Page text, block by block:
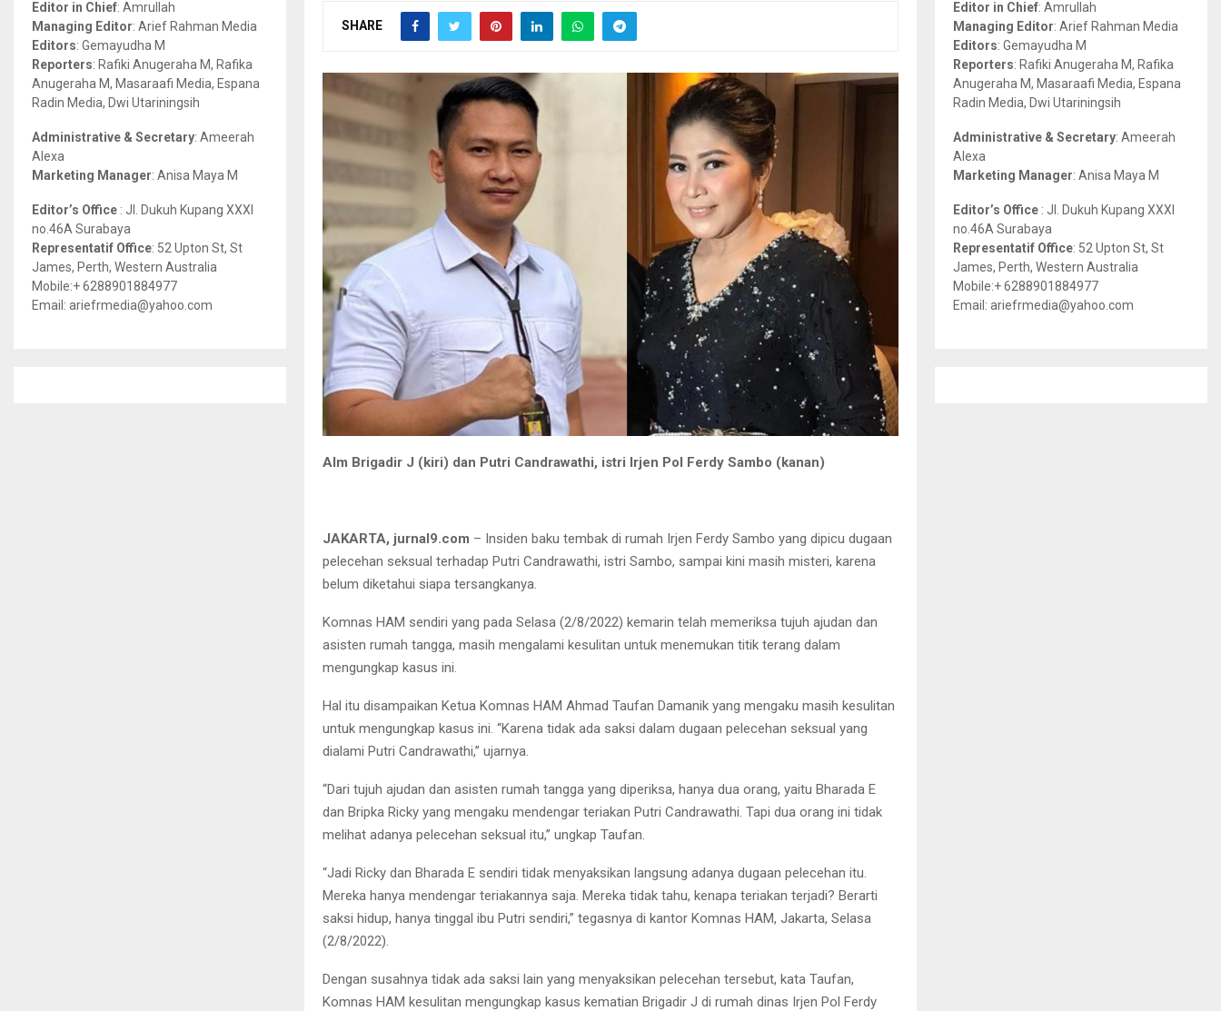
SHARE
Alm Brigadir J (kiri) dan Putri Candrawathi, istri Irjen Pol Ferdy Sambo (kanan)
JAKARTA, jurnal9.com – Insiden baku tembak di rumah Irjen Ferdy Sambo yang dipicu dugaan
pelecehan seksual terhadap Putri Candrawathi, istri Sambo, sampai kini masih misteri, karena
belum diketahui siapa tersangkanya.
Komnas HAM sendiri yang pada Selasa (2/8/2022) kemarin telah memeriksa tujuh ajudan dan
asisten rumah tangga, masih mengalami kesulitan untuk menemukan titik terang dalam
mengungkap kasus ini.
Hal itu disampaikan Ketua Komnas HAM Ahmad Taufan Damanik yang mengaku masih kesulitan
untuk mengungkap kasus ini. “Karena tidak ada saksi dalam dugaan pelecehan seksual yang
dialami Putri Candrawathi,” ujarnya.
“Dari tujuh ajudan dan asisten rumah tangga yang diperiksa, hanya dua orang, yaitu Bharada E
dan Bripka Ricky yang mengaku mendengar teriakan Putri Candrawathi. Tapi dua orang ini tidak
melihat adanya pelecehan seksual itu,” ungkap Taufan.
“Jadi Ricky dan Bharada E sendiri tidak menyaksikan langsung adanya dugaan pelecehan itu.
Mereka hanya mendengar teriakannya saja. Mereka tidak tahu, kenapa teriakan terjadi? Berarti
saksi hidup, hanya tinggal ibu Putri sendiri,” tegasnya di kantor Komnas HAM, Jakarta, Selasa
(2/8/2022).
Dengan susahnya tidak ada saksi lain yang menyaksikan pelecehan tersebut, kata Taufan,
Komnas HAM kesulitan mengungkap kasus kematian Brigadir J di rumah dinas Irjen Pol Ferdy
r
:
R
H
Editor in Chief: Amrullah
Managing Editor: Arief Rahman Media
Editors: Gemayudha M
Reporters: Rafiki Anugeraha M, Rafika
Anugeraha M, Masaraafi Media, Espana
Radin Media, Dwi Utariningsih
Administrative & Secretary: Ameerah
Alexa
Marketing Manager: Anisa Maya M
Editor’s Office : Jl. Dukuh Kupang XXXI
no.46A Surabaya
Representatif Office: 52 Upton St, St
James, Perth, Western Australia
Mobile:+ 6288901884977
Email: ariefrmedia@yahoo.com
r
:
R
H
Editor in Chief: Amrullah
Managing Editor: Arief Rahman Media
Editors: Gemayudha M
Reporters: Rafiki Anugeraha M, Rafika
Anugeraha M, Masaraafi Media, Espana
Radin Media, Dwi Utariningsih
Administrative & Secretary: Ameerah
Alexa
Marketing Manager: Anisa Maya M
Editor’s Office : Jl. Dukuh Kupang XXXI
no.46A Surabaya
Representatif Office: 52 Upton St, St
James, Perth, Western Australia
Mobile:+ 6288901884977
Email: ariefrmedia@yahoo.com